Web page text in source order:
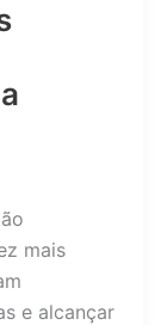
mais
e alcançar